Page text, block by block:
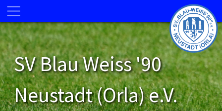
SV Blau Weiss '90
Neustadt (Orla) e.V.